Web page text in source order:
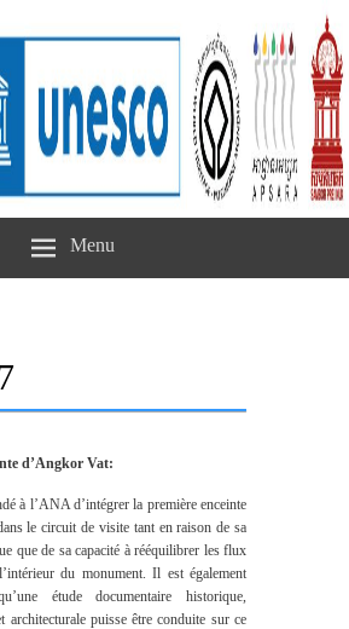
Menu
d’Angkor Vat:
à l’ANA d’intégrer la première enceinte
le circuit de visite tant en raison de sa
que de sa capacité à rééquilibrer les flux
du monument. Il est également
étude documentaire historique,
architecturale puisse être conduite sur ce